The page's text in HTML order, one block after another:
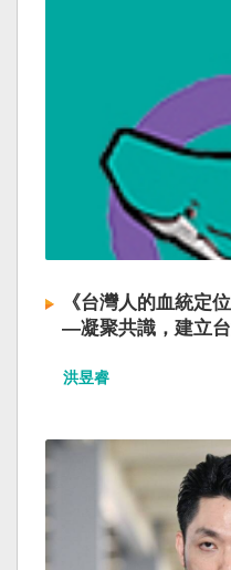
《台灣人的血統定
—凝聚共識，建立
洪昱睿